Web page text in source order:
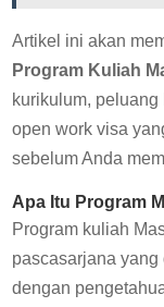
Artikel ini akan
Program Kuliah
kurikulum, peluang
open work visa
sebelum Anda
Apa Itu Program
Program kuliah
pascasarjana
dengan